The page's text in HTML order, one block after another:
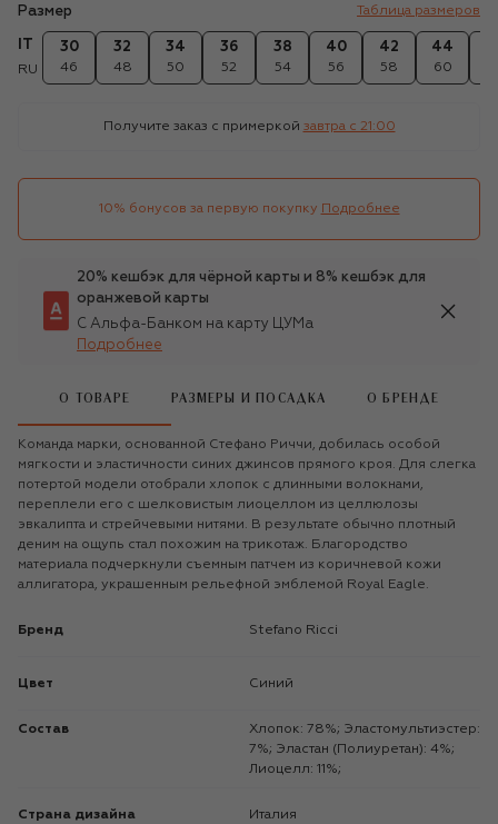
Размер Таблица размеров
RU
30
46
32
48
34
50
36
52
38
54
40
56
42
58
44
60
Получите заказ с примеркой завтра c 21:00
10% бонусов за первую покупку Подробнее
20% кешбэк для чёрной карты и 8% кешбэк для
оранжевой карты
С Альфа-Банком на карту ЦУМа
Подробнее
О ТОВАРЕ РАЗМЕРЫ И ПОСАДКА О БРЕНДЕ
Команда марки, основанной Стефано Риччи, добилась особой
мягкости и эластичности синих джинсов прямого кроя. Для слегка
потертой модели отобрали хлопок с длинными волокнами,
переплели его с шелковистым лиоцеллом из целлюлозы
эвкалипта и стрейчевыми нитями. В результате обычно плотный
деним на ощупь стал похожим на трикотаж. Благородство
материала подчеркнули съемным патчем из коричневой кожи
аллигатора, украшенным рельефной эмблемой Royal Eagle.
Бренд Stefano Ricci
Цвет Синий
Состав
Хлопок: 78%; Эластомультиэстер:
7%; Эластан (Полиуретан): 4%;
Лиоцелл: 11%;
Страна дизайна Италия